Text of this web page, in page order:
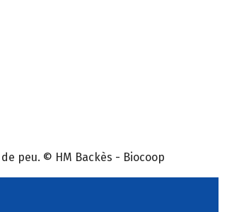
peu. © HM Backès - Biocoop